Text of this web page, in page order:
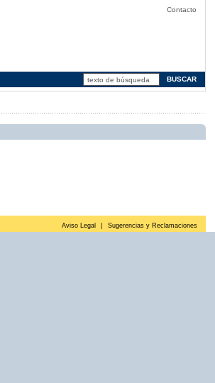
Contacto
Aviso Legal Sugerencias y Reclamaciones